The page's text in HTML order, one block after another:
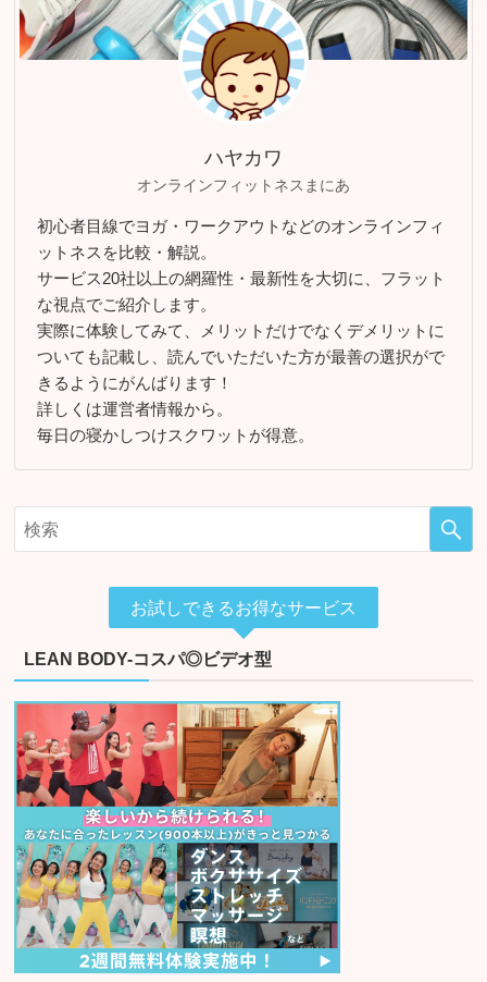
ハヤカワ
オンラインフィットネスまにあ
初心者目線でヨガ・ワークアウトなどのオンラインフィ
ットネスを比較・解説。
サービス20社以上の網羅性・最新性を大切に、フラット
な視点でご紹介します。
実際に体験してみて、メリットだけでなくデメリットに
ついても記載し、読んでいただいた方が最善の選択がで
きるようにがんばります！
詳しくは運営者情報から。
毎日の寝かしつけスクワットが得意。
お試しできるお得なサービス
LEAN BODY-コスパ◎ビデオ型